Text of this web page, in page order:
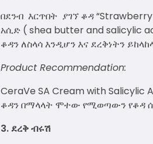
በደንብ እርጥበት ያገኘ ቆዳ
አሲድ ( shea butter and salicylic
ቆዳን ለስላሳ እንዲሆን እና ደረቅነትን
Product Recommendation:
CeraVe SA Cream with Salicylic
ቆዳን በማላላት ሞተው የሚወጣውን የቆዳ
3. ደረቅ ብሩሽ